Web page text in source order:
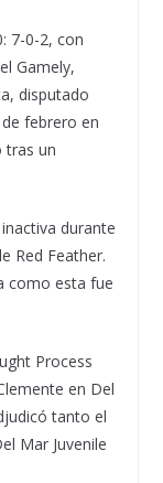
7-0-2, con
Gamely,
disputado
febrero en
tras un
durante
Red Feather.
como esta fue
Process
en Del
tanto el
Mar Juvenile